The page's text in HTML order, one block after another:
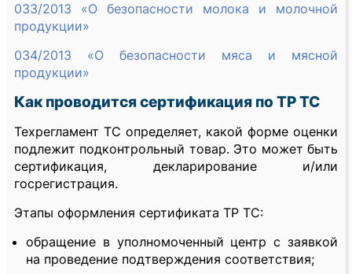
033/2013 «О безопасности молока и молочной
продукции»
034/2013 «О безопасности мяса и мясной
продукции»
Как проводится сертификация по ТР ТС
Техрегламент ТС определяет, какой форме оценки
подлежит подконтрольный товар. Это может быть
сертификация, декларирование и/или
госрегистрация.
Этапы оформления сертификата ТР ТС:
обращение в уполномоченный центр с заявкой
на проведение подтверждения соответствия;